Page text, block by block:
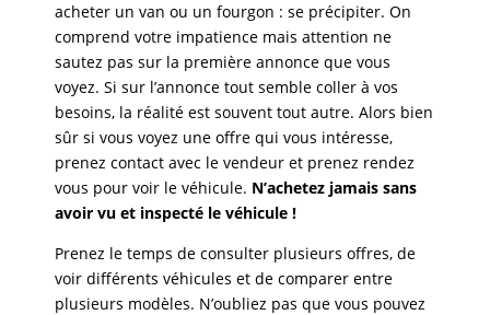
acheter un van ou un fourgon : se précipiter. On
comprend votre impatience mais attention ne
sautez pas sur la première annonce que vous
voyez. Si sur l’annonce tout semble coller à vos
besoins, la réalité est souvent tout autre. Alors bien
sûr si vous voyez une offre qui vous intéresse,
prenez contact avec le vendeur et prenez rendez
vous pour voir le véhicule. N’achetez jamais sans
avoir vu et inspecté le véhicule !
Prenez le temps de consulter plusieurs offres, de
voir différents véhicules et de comparer entre
plusieurs modèles. N’oubliez pas que vous pouvez